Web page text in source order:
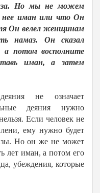
Но мы не можем
нее иман или что Он
Он велел женщинам
намаз. Он сказал
потом восполните
иман, а затем
не означает
деяния нужно
Если человек не
ему нужно будет
Но он же не может
лет иман, а потом его
убеждения, которые